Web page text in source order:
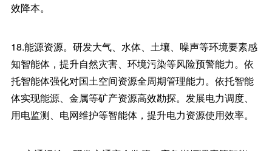
效降本。
18.能源资源。研发大气、水体、土壤、噪声等环境要素感
知智能体，提升自然灾害、环境污染等风险预警能力。依
托智能体强化对国土空间资源全周期管理能力。依托智能
体实现能源、金属等矿产资源高效勘探。发展电力调度、
用电监测、电网维护等智能体，提升电力资源使用效率。